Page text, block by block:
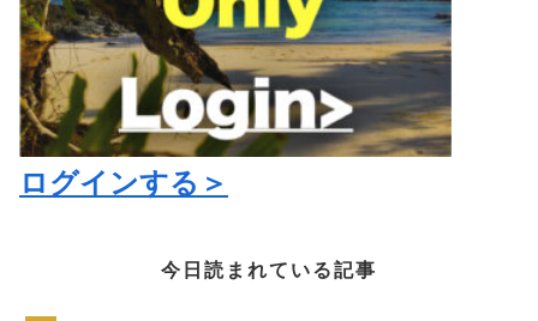
ログインする＞
今日読まれている記事